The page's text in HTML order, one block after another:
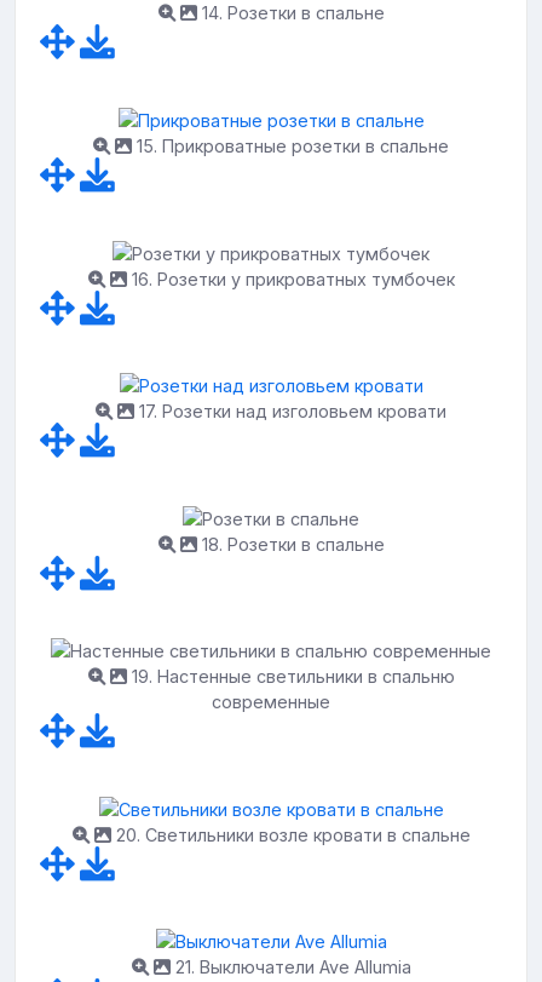
14. Розетки в спальне
15. Прикроватные розетки в спальне
16. Розетки у прикроватных тумбочек
17. Розетки над изголовьем кровати
18. Розетки в спальне
19. Настенные светильники в спальню
современные
20. Светильники возле кровати в спальне
21. Выключатели Ave Allumia